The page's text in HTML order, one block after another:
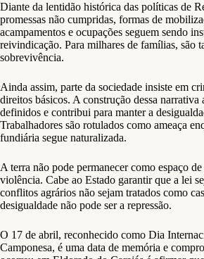
Diante da lentidão histórica das políticas de
promessas não cumpridas, formas de
acampamentos e ocupações seguem sendo
reivindicação. Para milhares de famílias, são
sobrevivência.
Ainda assim, parte da sociedade insiste em
direitos básicos. A construção dessa narrativa
definidos e contribui para manter a
Trabalhadores são rotulados como ameaça
fundiária segue naturalizada.
A terra não pode permanecer como espaço
violência. Cabe ao Estado garantir que a lei
conflitos agrários não sejam tratados como
desigualdade não pode ser a repressão.
O 17 de abril, reconhecido como Dia
Camponesa, é uma data de memória e